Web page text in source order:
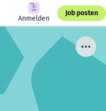
Anmelden
Job posten